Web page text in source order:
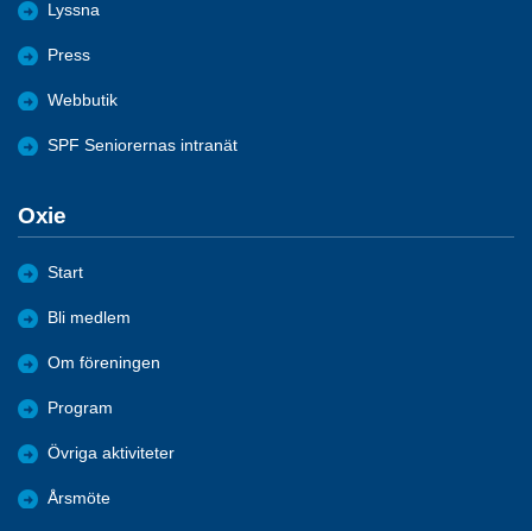
Lyssna
Press
Webbutik
SPF Seniorernas intranät
Oxie
Start
Bli medlem
Om föreningen
Program
Övriga aktiviteter
Årsmöte